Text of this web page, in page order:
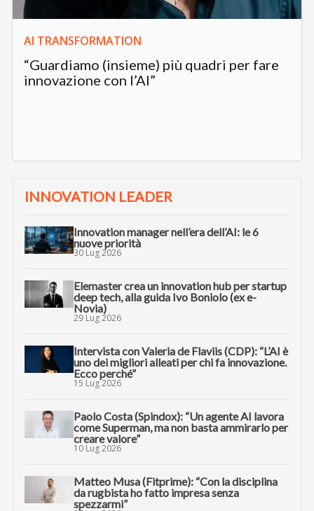
AI TRANSFORMATION
“Guardiamo (insieme) più quadri per fare
innovazione con l’AI”
INNOVATION LEADER
Innovation manager nell’era dell’AI: le 6
nuove priorità
30 Lug 2026
Elemaster crea un innovation hub per startup
deep tech, alla guida Ivo Boniolo (ex e-
Novia)
29 Lug 2026
Intervista con Valeria de Flaviis (CDP): “L’AI è
uno dei migliori alleati per chi fa innovazione.
Ecco perché”
15 Lug 2026
Paolo Costa (Spindox): “Un agente AI lavora
come Superman, ma non basta ammirarlo per
creare valore”
10 Lug 2026
Matteo Musa (Fitprime): “Con la disciplina
da rugbista ho fatto impresa senza
spezzarmi”